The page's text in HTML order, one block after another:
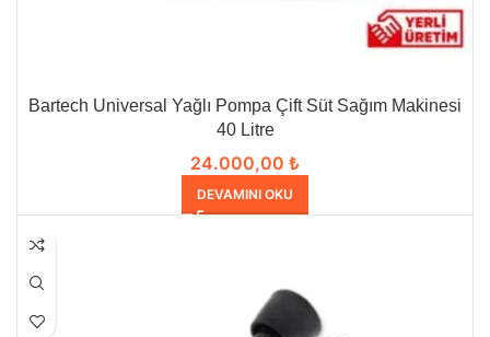
Bartech Universal Yağlı Pompa Çift Süt Sağım Makinesi
40 Litre
24.000,00 ₺
DEVAMINI OKU